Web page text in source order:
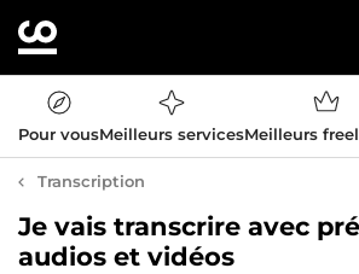
Pour vousMeilleurs servicesMeilleurs
Transcription
Je vais transcrire avec
audios et vidéos